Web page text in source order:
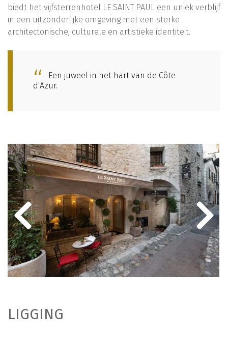
biedt het vijfsterrenhotel LE SAINT PAUL een uniek verblijf
in een uitzonderlijke omgeving met een sterke
architectonische, culturele en artistieke identiteit.
Een juweel in het hart van de Côte
d'Azur.
LIGGING